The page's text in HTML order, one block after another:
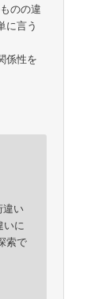
のの違
に言う
係性を
違い
いに
索で